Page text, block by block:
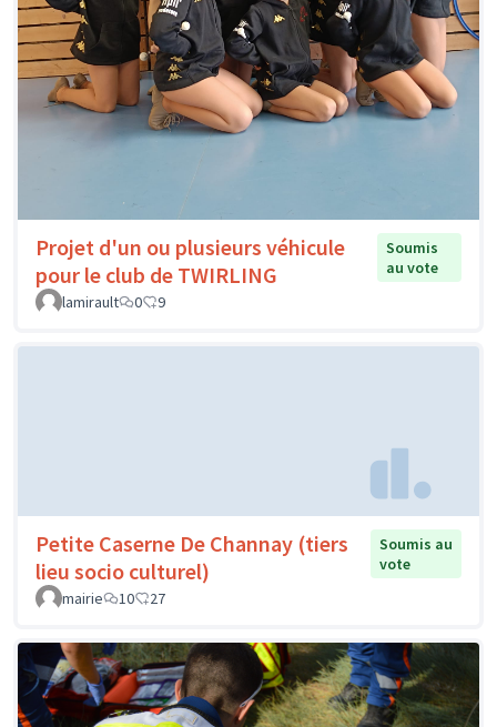
Projet d'un ou plusieurs véhicule
pour le club de TWIRLING
Soumis
au vote
lamirault
0 9
Petite Caserne De Channay (tiers
lieu socio culturel)
Soumis au
vote
mairie
10 27